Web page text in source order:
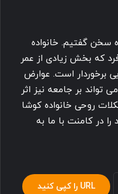
سخن گفتیم. خانواده
که بخش زیادی از عمر
برخوردار است. عوارض
تواند بر جامعه نیز اثر
روحی خانواده کوشا
در کامنت با ما به
URL را کپی کنید